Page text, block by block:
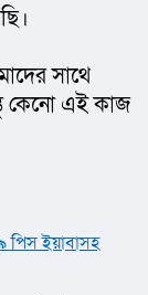
সাথে
কেনো এই কাজ